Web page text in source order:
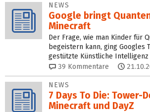
NEWS
Google bringt
Minecraft
Der Frage, wie man Kinder für
begeistern kann, ging Googles
gestützte Künstliche
39 Kommentare
NEWS
7 Days To Die: Tower-
Minecraft und DayZ